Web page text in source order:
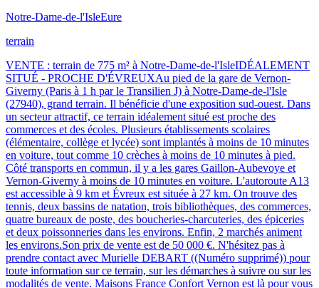
Notre-Dame-de-l'IsleEure
terrain
VENTE : terrain de 775 m² à Notre-Dame-de-l'IsleIDÉALEMENT
SITUÉ - PROCHE D'ÉVREUXAu pied de la gare de Vernon-
Giverny (Paris à 1 h par le Transilien J) à Notre-Dame-de-l'Isle
(27940), grand terrain. Il bénéficie d'une exposition sud-ouest. Dans
un secteur attractif, ce terrain idéalement situé est proche des
commerces et des écoles. Plusieurs établissements scolaires
(élémentaire, collège et lycée) sont implantés à moins de 10 minutes
en voiture, tout comme 10 crèches à moins de 10 minutes à pied.
Côté transports en commun, il y a les gares Gaillon-Aubevoye et
Vernon-Giverny à moins de 10 minutes en voiture. L'autoroute A13
est accessible à 9 km et Évreux est située à 27 km. On trouve des
tennis, deux bassins de natation, trois bibliothèques, des commerces,
quatre bureaux de poste, des boucheries-charcuteries, des épiceries
et deux poissonneries dans les environs. Enfin, 2 marchés animent
les environs.Son prix de vente est de 50 000 €. N'hésitez pas à
prendre contact avec Murielle DEBART ((Numéro supprimé)) pour
toute information sur ce terrain, sur les démarches à suivre ou sur les
modalités de vente. Maisons France Confort Vernon est là pour vous